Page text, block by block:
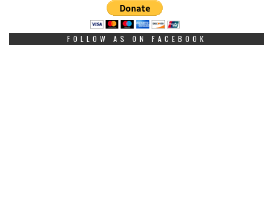
FOLLOW AS ON FACEBOOK